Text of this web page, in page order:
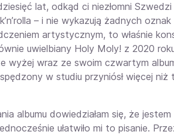
lat, odkąd ci niezłomni
– i nie wykazują żadnych
artystycznym, to właśnie
uwielbiany Holy Moly! z 2020
wyżej wraz ze swoim czwartym
w studiu przyniósł więcej niż
albumu dowiedziałam się, że
ułatwiło mi to pisanie.